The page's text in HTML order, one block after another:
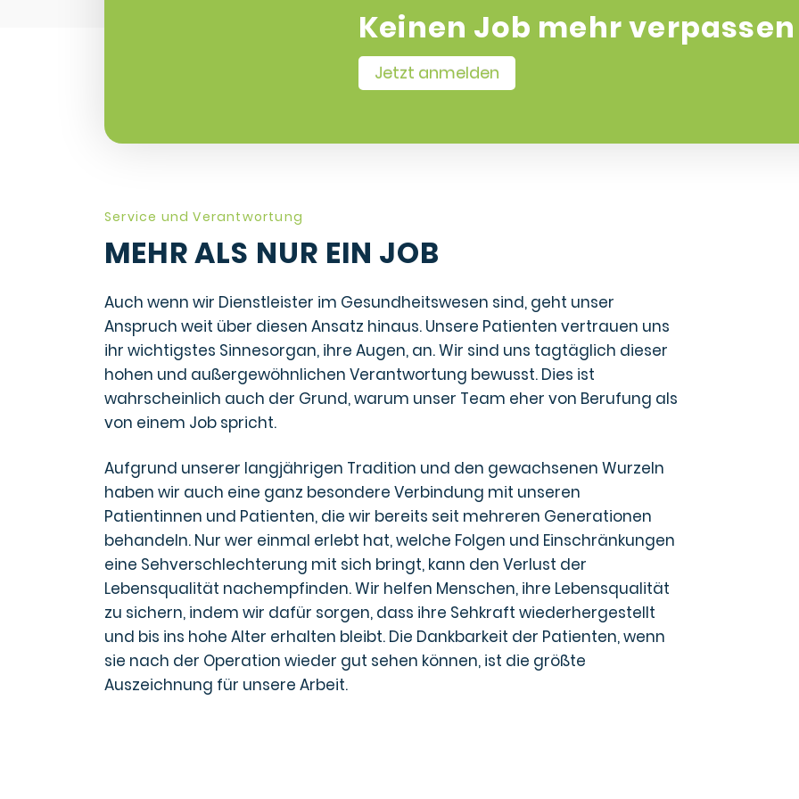
Keinen Job mehr
Jetzt anmelden
Service und Verantwortung
MEHR ALS NUR EIN JOB
Auch wenn wir Dienstleister im Gesundheitswesen sind, geht unser
Anspruch weit über diesen Ansatz hinaus. Unsere Patienten vertrauen uns
ihr wichtigstes Sinnesorgan, ihre Augen, an. Wir sind uns tagtäglich dieser
hohen und außergewöhnlichen Verantwortung bewusst. Dies ist
wahrscheinlich auch der Grund, warum unser Team eher von Berufung als
von einem Job spricht.
Aufgrund unserer langjährigen Tradition und den gewachsenen Wurzeln
haben wir auch eine ganz besondere Verbindung mit unseren
Patientinnen und Patienten, die wir bereits seit mehreren Generationen
behandeln. Nur wer einmal erlebt hat, welche Folgen und Einschränkungen
eine Sehverschlechterung mit sich bringt, kann den Verlust der
Lebensqualität nachempfinden. Wir helfen Menschen, ihre Lebensqualität
zu sichern, indem wir dafür sorgen, dass ihre Sehkraft wiederhergestellt
und bis ins hohe Alter erhalten bleibt. Die Dankbarkeit der Patienten, wenn
sie nach der Operation wieder gut sehen können, ist die größte
Auszeichnung für unsere Arbeit.